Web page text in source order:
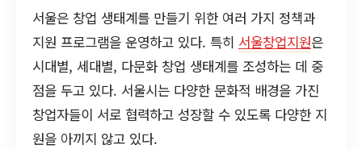
서울은 창업 생태계를 만들기 위한 여러 가지 정책과
지원 프로그램을 운영하고 있다. 특히 서울창업지원은
시대별, 세대별, 다문화 창업 생태계를 조성하는 데 중
점을 두고 있다. 서울시는 다양한 문화적 배경을 가진
창업자들이 서로 협력하고 성장할 수 있도록 다양한 지
원을 아끼지 않고 있다.